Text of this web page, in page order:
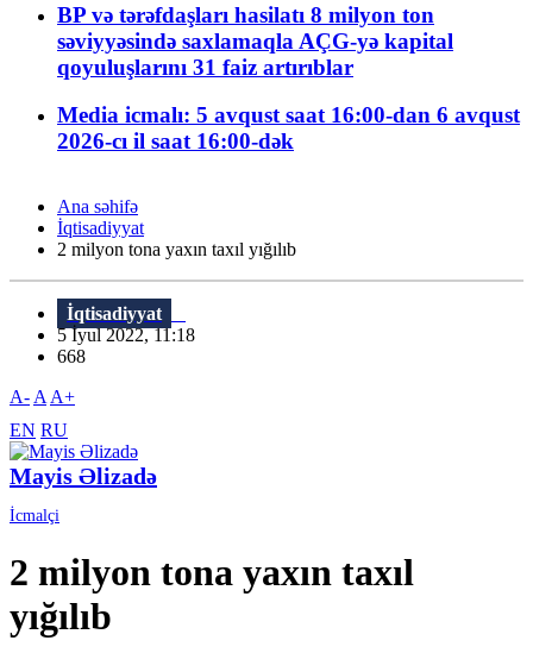
BP və tərəfdaşları hasilatı 8 milyon ton
səviyyəsində saxlamaqla AÇG-yə kapital
qoyuluşlarını 31 faiz artırıblar
Media icmalı: 5 avqust saat 16:00-dan 6 avqust
2026-cı il saat 16:00-dək
Ana səhifə
İqtisadiyyat
2 milyon tona yaxın taxıl yığılıb
İqtisadiyyat
5 İyul 2022, 11:18
668
A- A A+
EN RU
Mayis Əlizadə
İcmalçi
2 milyon tona yaxın taxıl
yığılıb